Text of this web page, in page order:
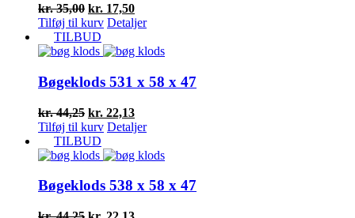
kr.35,00 Den
oprindelige
pris
var:
kr. 17,50Den
aktuelle
er:
Tilføj til kurv Detaljer
TILBUD
Bøgeklods 531 x 58 x 47
kr.44,25 Den
oprindelige
pris
var:
kr. 22,13Den
aktuelle
er:
Tilføj til kurv Detaljer
TILBUD
Bøgeklods 538 x 58 x 47
Den Den